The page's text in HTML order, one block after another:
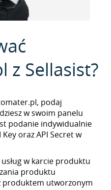
z Sellasist?
podaj
w swoim panelu
podanie indywidualnie
oraz API Secret w
w karcie produktu
produktu
produktem utworzonym